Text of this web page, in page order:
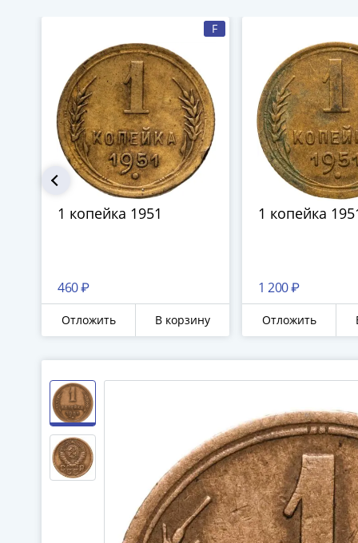
F
1 копейка 1951
460 ₽
Отложить В корзину
1 копейка
1 200 ₽
Отложить